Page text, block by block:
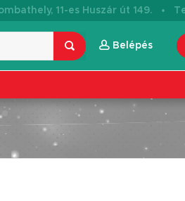
11-es Huszár út 149. ·
Belépés